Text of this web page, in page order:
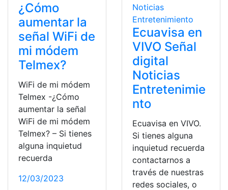
¿Cómo
aumentar la
señal WiFi de
mi módem
Telmex?
WiFi de mi módem
Telmex -¿Cómo
aumentar la señal
WiFi de mi módem
Telmex? – Si tienes
alguna inquietud
recuerda
12/03/2023
Ecuavisa en
VIVO Señal
digital
Noticias
Entretenimie
nto
Ecuavisa en VIVO.
Si tienes alguna
inquietud recuerda
contactarnos a
través de nuestras
redes sociales, o